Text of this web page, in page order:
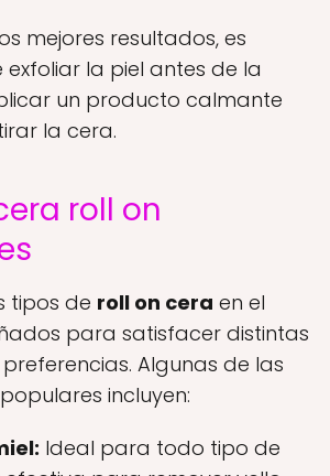
mejores resultados, es
la piel antes de la
un producto calmante
la cera.
roll on
tipos de roll on cera en el
para satisfacer distintas
Algunas de las
incluyen:
Ideal para todo tipo de